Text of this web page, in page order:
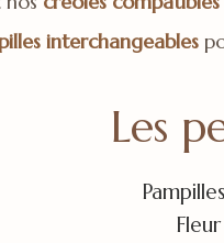
interchangeables
Les